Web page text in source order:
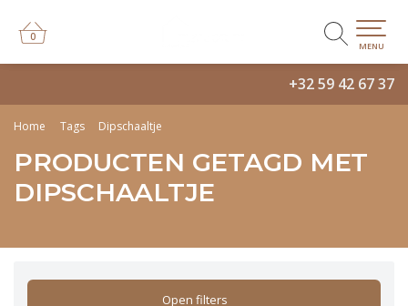
+32 59 42 67 37
0
0
MENU
Home Tags Dipschaaltje
PRODUCTEN GETAGD MET
DIPSCHAALTJE
Open filters